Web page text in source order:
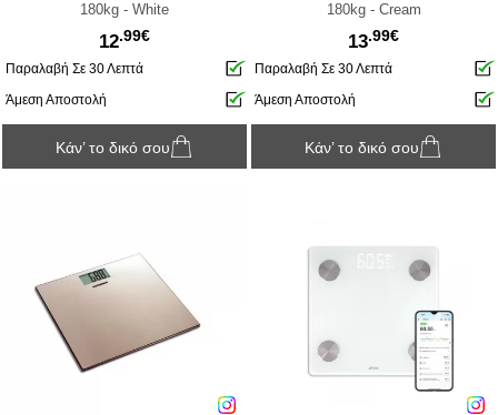
180kg - White
12.99€
Παραλαβή Σε 30 Λεπτά
Άμεση Αποστολή
Κάν’ το δικό σου
180kg - Cream
13.99€
Παραλαβή Σε 30 Λεπτά
Άμεση Αποστολή
Κάν’ το δικό σου